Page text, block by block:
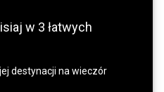
w 3 łatwych
destynacji na wieczór